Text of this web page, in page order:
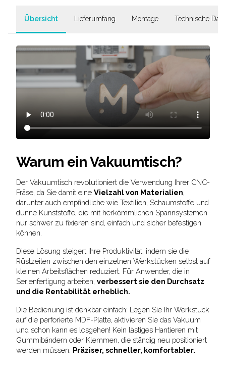
Übersicht Lieferumfang Montage Technische
Warum ein Vakuumtisch?
Der Vakuumtisch revolutioniert die Verwendung Ihrer CNC-
Fräse, da Sie damit eine Vielzahl von Materialien,
darunter auch empfindliche wie Textilien, Schaumstoffe und
dünne Kunststoffe, die mit herkömmlichen Spannsystemen
nur schwer zu fixieren sind, einfach und sicher befestigen
können.
Diese Lösung steigert Ihre Produktivität, indem sie die
Rüstzeiten zwischen den einzelnen Werkstücken selbst auf
kleinen Arbeitsflächen reduziert. Für Anwender, die in
Serienfertigung arbeiten, verbessert sie den Durchsatz
und die Rentabilität erheblich.
Die Bedienung ist denkbar einfach: Legen Sie Ihr Werkstück
auf die perforierte MDF-Platte, aktivieren Sie das Vakuum
und schon kann es losgehen! Kein lästiges Hantieren mit
Gummibändern oder Klemmen, die ständig neu positioniert
werden müssen. Präziser, schneller, komfortabler.